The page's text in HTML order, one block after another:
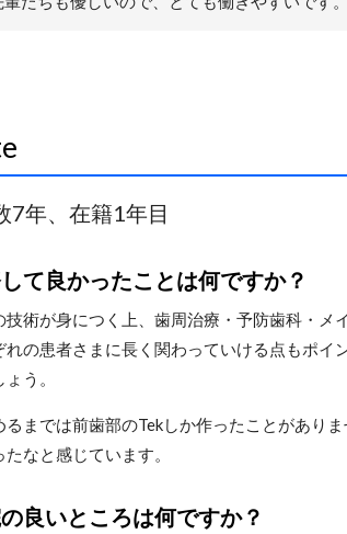
7年、在籍1年目
て良かったことは何ですか？
技術が身につく上、歯周治療・予防歯科・メ
れの患者さまに長く関わっていける点もポ
う。
るまでは前歯部のTekしか作ったことがあり
たなと感じています。
良いところは何ですか？